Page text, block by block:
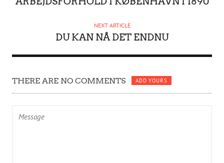
NEXT ARTICLE
DU KAN NÅ DET ENDNU
THERE ARE NO COMMENTS ADD YOURS